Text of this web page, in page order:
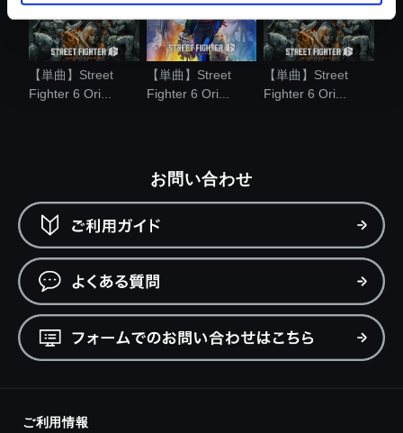
【単曲】Street
Fighter 6 Ori...
【単曲】Street
Fighter 6 Ori...
【単曲】Street
Fighter 6 Ori...
お問い合わせ
ご利用情報